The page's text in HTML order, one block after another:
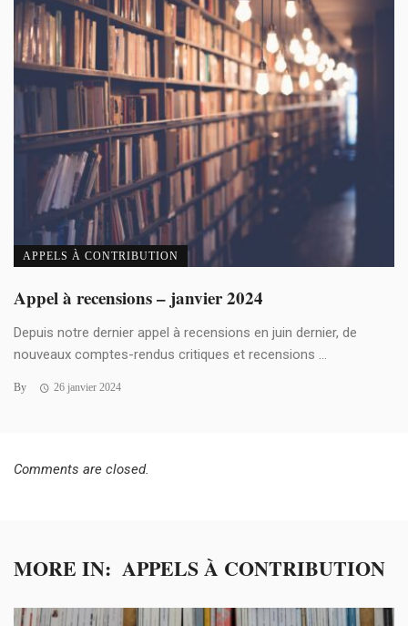
APPELS À CONTRIBUTION
Appel à recensions – janvier 2024
Depuis notre dernier appel à recensions en juin dernier, de
nouveaux comptes-rendus critiques et recensions ...
By 26 janvier 2024
Comments are closed.
MORE IN: APPELS À CONTRIBUTION